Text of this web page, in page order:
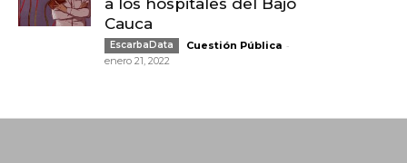
a los hospitales del Bajo
Cauca
EscarbaData Cuestión Pública -
enero 21, 2022